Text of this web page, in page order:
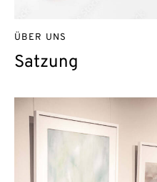
Satzung
ÜBER UNS